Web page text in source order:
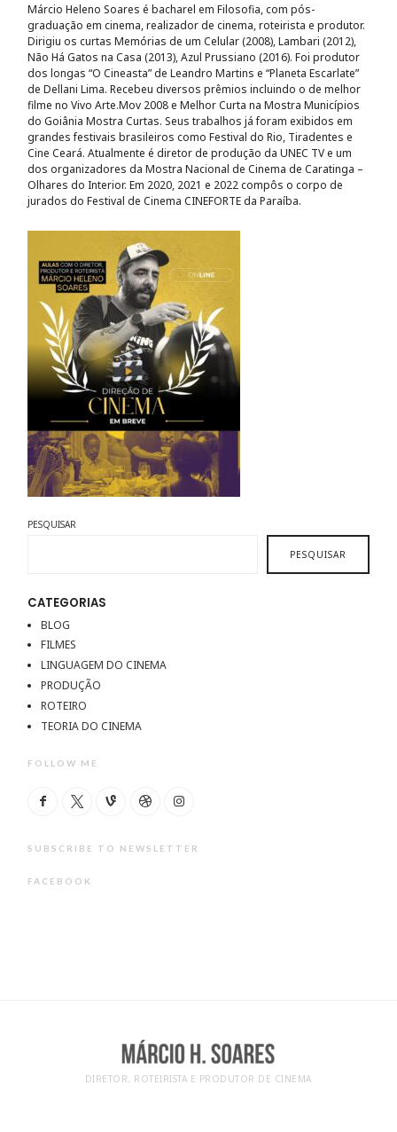
Márcio Heleno Soares é bacharel em Filosofia, com pós-
graduação em cinema, realizador de cinema, roteirista e produtor.
Dirigiu os curtas Memórias de um Celular (2008), Lambari (2012),
Não Há Gatos na Casa (2013), Azul Prussiano (2016). Foi produtor
dos longas “O Cineasta” de Leandro Martins e “Planeta Escarlate”
de Dellani Lima. Recebeu diversos prêmios incluindo o de melhor
filme no Vivo Arte.Mov 2008 e Melhor Curta na Mostra Municípios
do Goiânia Mostra Curtas. Seus trabalhos já foram exibidos em
grandes festivais brasileiros como Festival do Rio, Tiradentes e
Cine Ceará. Atualmente é diretor de produção da UNEC TV e um
dos organizadores da Mostra Nacional de Cinema de Caratinga –
Olhares do Interior. Em 2020, 2021 e 2022 compôs o corpo de
jurados do Festival de Cinema CINEFORTE da Paraíba.
PESQUISAR
PESQUISAR
CATEGORIAS
BLOG
FILMES
LINGUAGEM DO CINEMA
PRODUÇÃO
ROTEIRO
TEORIA DO CINEMA
FOLLOW ME
SUBSCRIBE TO NEWSLETTER
FACEBOOK
DIRETOR, ROTEIRISTA E PRODUTOR DE CINEMA